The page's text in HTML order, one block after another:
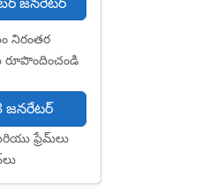
నిరంతర
జనరేటర్
ఫ్రేమ్‌లు